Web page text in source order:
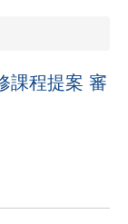
課程提案 審